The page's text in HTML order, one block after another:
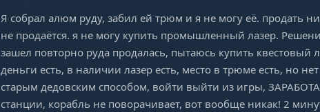
Я собрал алюм руду, забил ей трюм и я не могу её. продать
не продаётся. я не могу купить промышленный лазер.
зашел повторно руда продалась, пытаюсь купить квестовый
деньги есть, в наличии лазер есть, место в трюме есть, но
старым дедовским способом, войти выйти из игры,
станции, корабль не поворачивает, вот вообще никак! 2